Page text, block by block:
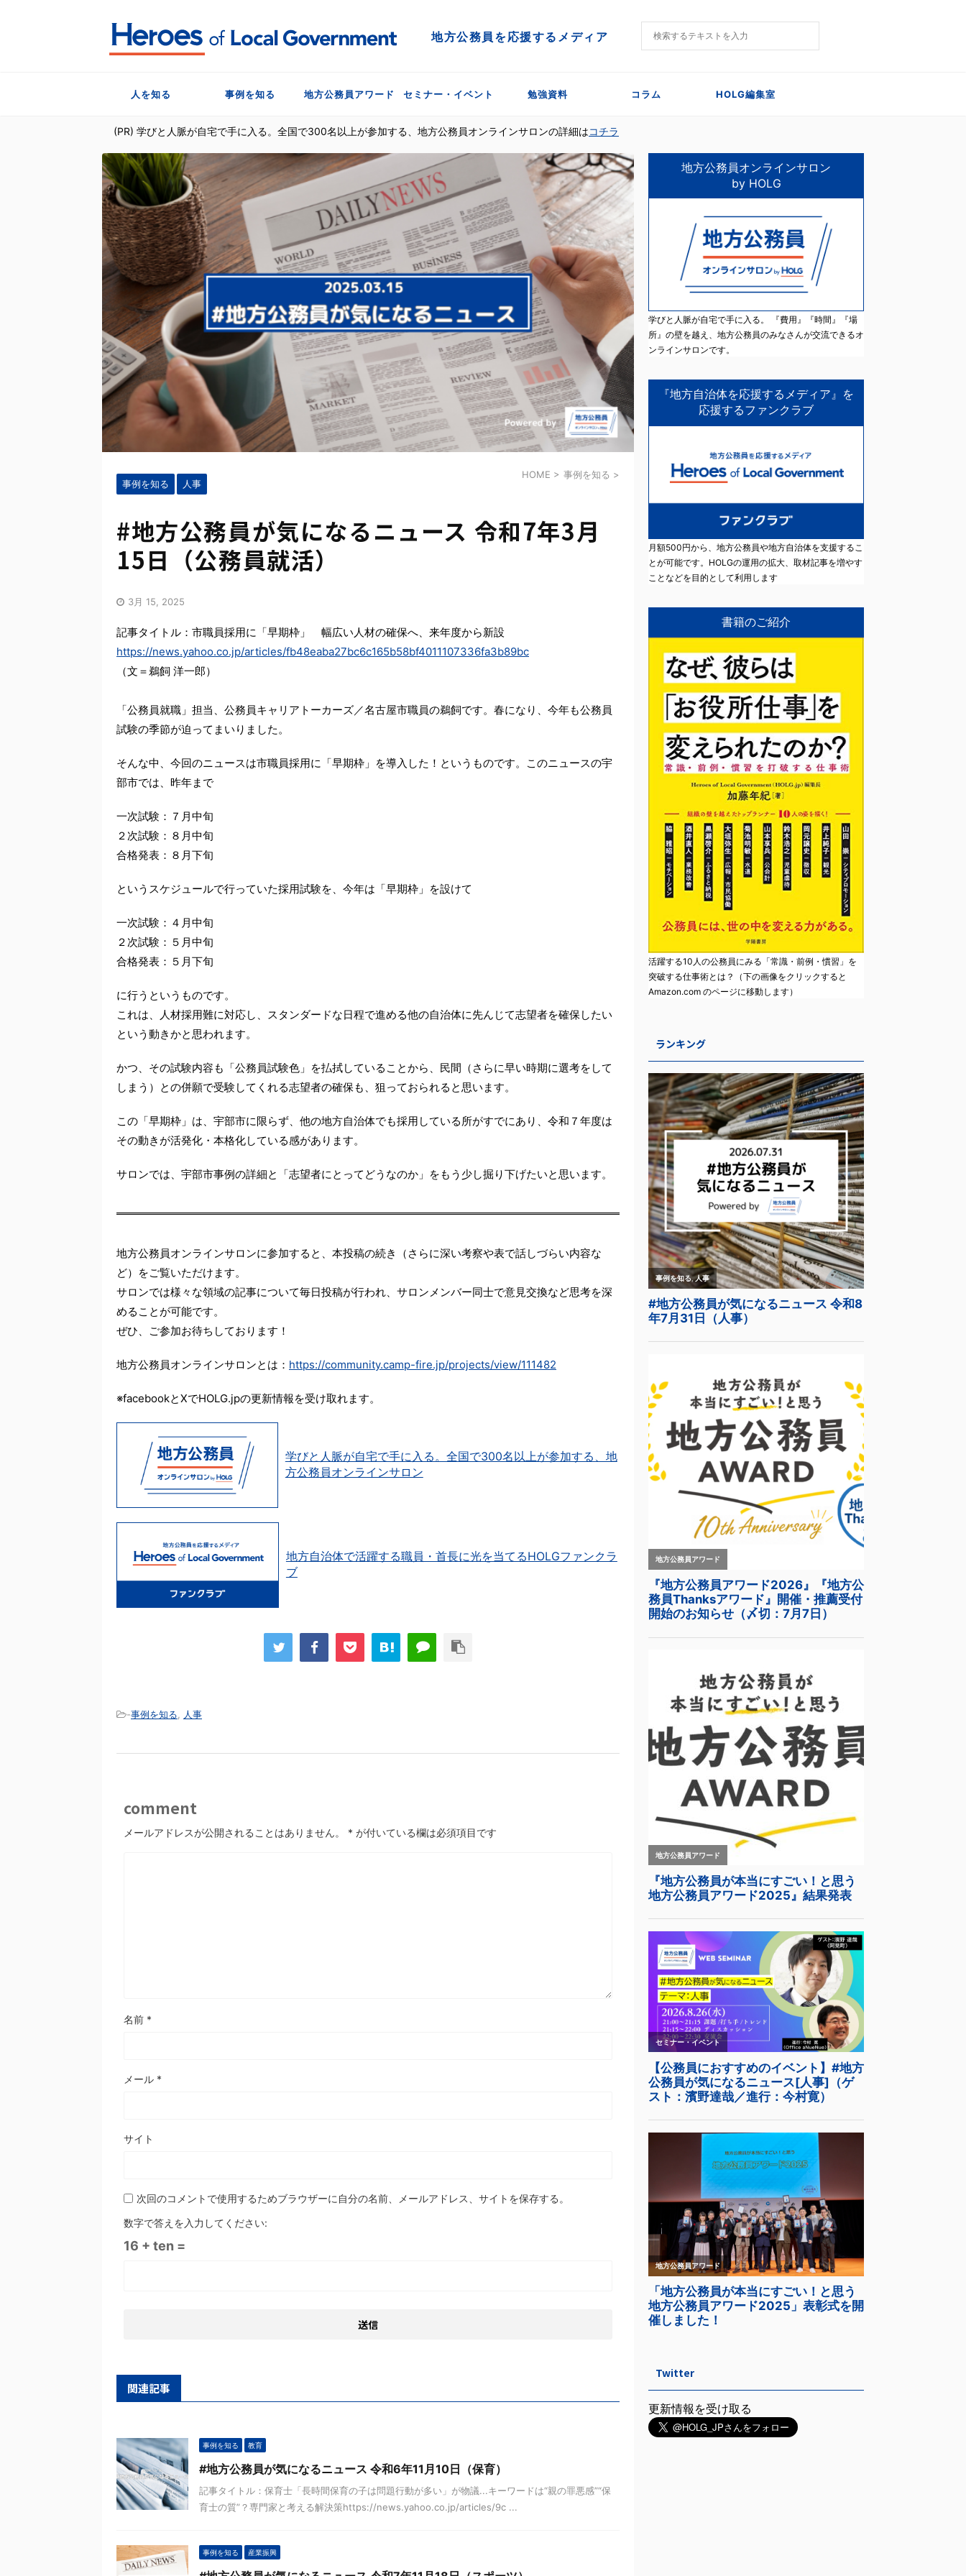
地方公務員を応援するメディア
人を知る 事例を知る 地方公務員アワード セミナー・イベント 勉強資料 コラム HOLG編集室
(PR) 学びと人脈が自宅で手に入る。全国で300名以上が参加する、地方公務員オンラインサロンの詳細はコチラ
HOME > 事例を知る >
事例を知る
人事
#地方公務員が気になるニュース 令和7年3月
15日（公務員就活）
3月 15, 2025
記事タイトル：市職員採用に「早期枠」 幅広い人材の確保へ、来年度から新設
https://news.yahoo.co.jp/articles/fb48eaba27bc6c165b58bf4011107336fa3b89bc
（文＝鵜飼 洋一郎）
「公務員就職」担当、公務員キャリアトーカーズ／名古屋市職員の鵜飼です。春になり、今年も公務員
試験の季節が迫ってまいりました。
そんな中、今回のニュースは市職員採用に「早期枠」を導入した！というものです。このニュースの宇
部市では、昨年まで
一次試験：７月中旬
２次試験：８月中旬
合格発表：８月下旬
というスケジュールで行っていた採用試験を、今年は「早期枠」を設けて
一次試験：４月中旬
２次試験：５月中旬
合格発表：５月下旬
に行うというものです。
これは、人材採用難に対応し、スタンダードな日程で進める他の自治体に先んじて志望者を確保したい
という動きかと思われます。
かつ、その試験内容も「公務員試験色」を払拭していることから、民間（さらに早い時期に選考をして
しまう）との併願で受験してくれる志望者の確保も、狙っておられると思います。
この「早期枠」は、宇部市に限らず、他の地方自治体でも採用している所がすでにあり、令和７年度は
その動きが活発化・本格化している感があります。
サロンでは、宇部市事例の詳細と「志望者にとってどうなのか」をもう少し掘り下げたいと思います。
地方公務員オンラインサロンに参加すると、本投稿の続き（さらに深い考察や表で話しづらい内容な
ど）をご覧いただけます。
サロンでは様々な領域の記事について毎日投稿が行われ、サロンメンバー同士で意見交換など思考を深
めることが可能です。
ぜひ、ご参加お待ちしております！
地方公務員オンラインサロンとは： https://community.camp-fire.jp/projects/view/111482
※facebookとXでHOLG.jpの更新情報を受け取れます。
学びと人脈が自宅で手に入る。全国で300名以上が参加する、地
方公務員オンラインサロン
地方自治体で活躍する職員・首長に光を当てるHOLGファンクラ
ブ
-事例を知る 人事
comment
メールアドレスが公開されることはありません。 * が付いている欄は必須項目です
名前 *
メール *
サイト
次回のコメントで使用するためブラウザーに自分の名前、メールアドレス、サイトを保存する。
数字で答えを入力してください:
16 + ten =
関連記事
事例を知る 教育
#地方公務員が気になるニュース 令和6年11月10日（保育）
記事タイトル：保育士「長時間保育の子は問題行動が多い」が物議...キーワードは“親の罪悪感”“保
育士の質”？専門家と考える解決策https://news.yahoo.co.jp/articles/9c ...
事例を知る 産業振興
地方公務員オンラインサロン
by HOLG
学びと人脈が自宅で手に入る。 『費用』『時間』『場
所』の壁を越え、地方公務員のみなさんが交流できるオ
ンラインサロンです。
『地方自治体を応援するメディア』を
応援するファンクラブ
月額500円から、地方公務員や地方自治体を支援するこ
とが可能です。HOLGの運用の拡大、取材記事を増やす
ことなどを目的として利用します
書籍のご紹介
活躍する10人の公務員にみる「常識・前例・慣習」を
突破する仕事術とは？（下の画像をクリックすると
Amazon.com のページに移動します）
ランキング
Twitter
更新情報を受け取る